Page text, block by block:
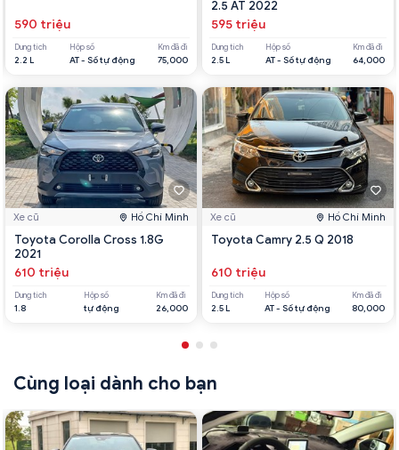
590 triệu
Dung tích
2.2 L
Hộp số
AT - Số tự động
Km đã đi
75,000
Xe cũ Hồ Chí Minh
Toyota Corolla Cross 1.8G
2021
610 triệu
Dung tích
1.8
Hộp số
tự động
Km đã đi
26,000
2.5 AT 2022
595 triệu
Dung tích
2.5 L
Hộp số
AT - Số tự động
Km đã đi
64,000
Xe cũ Hồ Chí Minh
Toyota Camry 2.5 Q 2018
610 triệu
Dung tích
2.5 L
Hộp số
AT - Số tự động
Km đã đi
80,000
Cùng loại dành cho bạn